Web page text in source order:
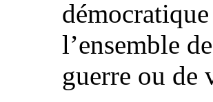
l’ensemble
guerre ou de